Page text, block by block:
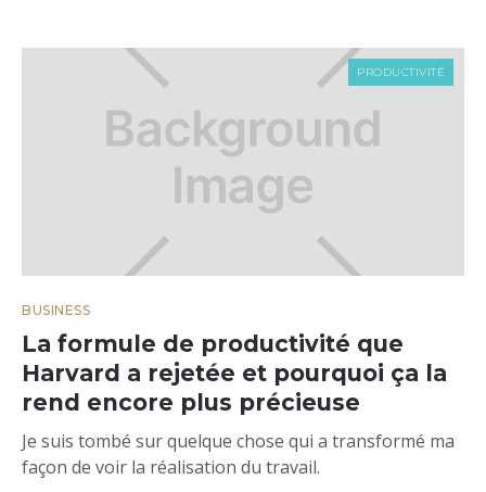
PRODUCTIVITÉ
BUSINESS
La formule de productivité que
Harvard a rejetée et pourquoi ça la
rend encore plus précieuse
Je suis tombé sur quelque chose qui a transformé ma
façon de voir la réalisation du travail.